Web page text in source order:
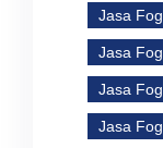
Jasa
Jasa
Jasa
Jasa